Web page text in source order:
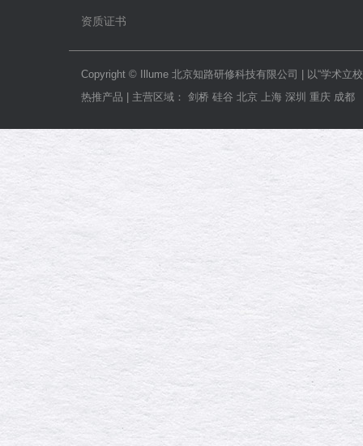
资质证书
Copyright © Illume 北京知路研修科技有限公司 | 以“学术立
热推产品 | 主营区域： 剑桥 硅谷 北京 上海 深圳 重庆